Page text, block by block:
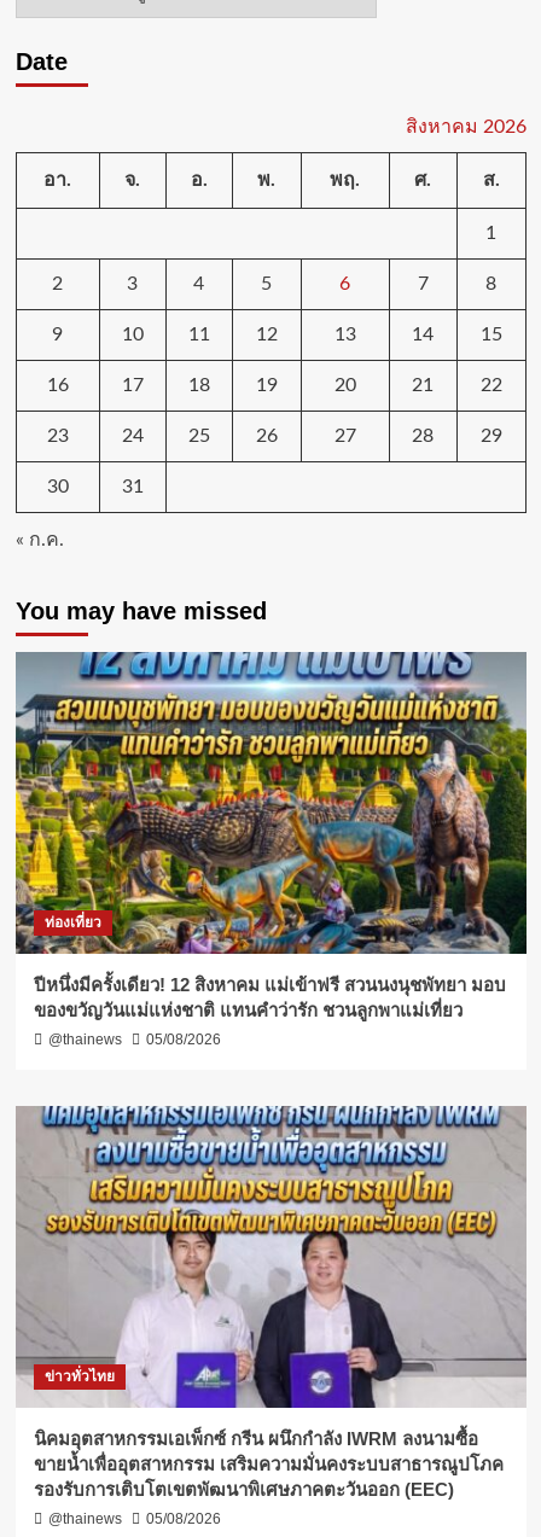
Date
สิงหาคม 2026
อา. จ. อ. พ. พฤ. ศ. ส.
1
2 3 4 5 6 7 8
9 10 11 12 13 14 15
16 17 18 19 20 21 22
23 24 25 26 27 28 29
30 31
« ก.ค.
You may have missed
ท่องเที่ยว
ปีหนึ่งมีครั้งเดียว! 12 สิงหาคม แม่เข้าฟรี สวนนงนุชพัทยา มอบ
ของขวัญวันแม่แห่งชาติ แทนคำว่ารัก ชวนลูกพาแม่เที่ยว
@thainews 05/08/2026
ข่าวทั่วไทย
​นิคมอุตสาหกรรมเอเพ็กซ์ กรีน ผนึกกำลัง IWRM ลงนามซื้อ
ขายน้ำเพื่ออุตสาหกรรม เสริมความมั่นคงระบบสาธารณูปโภค
รองรับการเติบโตเขตพัฒนาพิเศษภาคตะวันออก (EEC)
@thainews 05/08/2026